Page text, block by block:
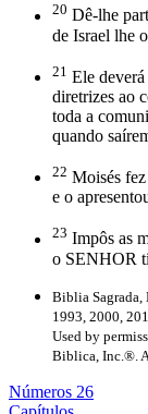
20 Dê-lhe
de Israel lhe
21 Ele deverá
diretrizes ao
toda a
quando
22 Moisés
e o
23 Impôs as
o SENHOR
Biblia
1993, 2000,
Used by
Biblica, Inc.®.
Números 26